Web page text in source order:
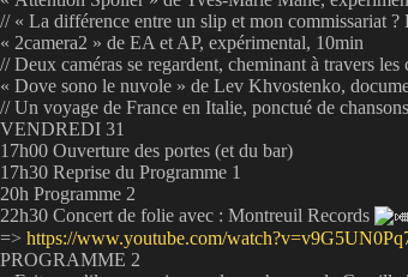
// « La différence entre un slip et mon commissariat
« 2camera2 » de EA et AP, expérimental, 10min
// Deux caméras se regardent, cheminant à travers
« Dove sono le nuvole » de Lev Khvostenko,
// Un voyage de France en Italie, ponctué de
VENDREDI 31
17h00 Ouverture des portes (et du bar)
17h30 Reprise du Programme 1
20h Programme 2
22h30 Concert de folie avec : Montreuil Records
=> https://www.youtube.com/
PROGRAMME 2